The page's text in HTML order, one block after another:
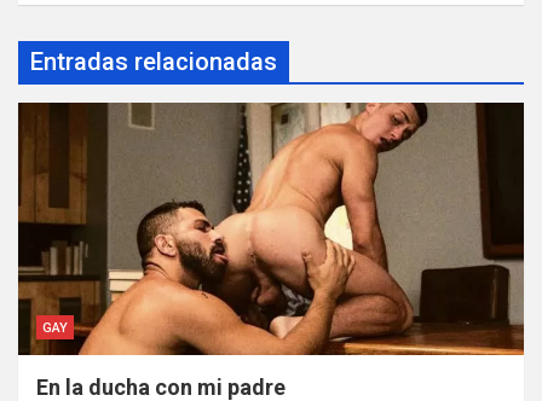
Entradas relacionadas
GAY
En la ducha con mi padre